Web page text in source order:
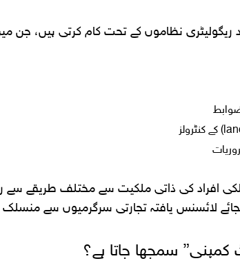
ریگولیٹری نظاموں کے تحت کام کرتی ہیں، جن
افراد کی ذاتی ملکیت سے مختلف طریقے سے
لائسنس یافتہ تجارتی سرگرمیوں سے منسلک
سمجھا جاتا ہے؟